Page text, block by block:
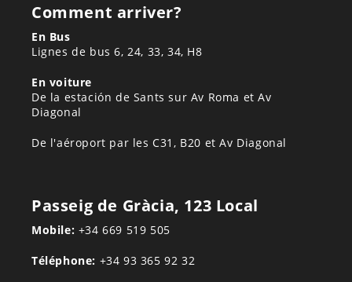
Comment arriver?
En Bus
Lignes de bus 6, 24, 33, 34, H8
En voiture
De la estación de Sants sur Av Roma et Av
Diagonal
De l'aéroport par les C31, B20 et Av Diagonal
Passeig de Gràcia, 123 Local
Mobile: +34 669 519 505
Téléphone: +34 93 365 92 32